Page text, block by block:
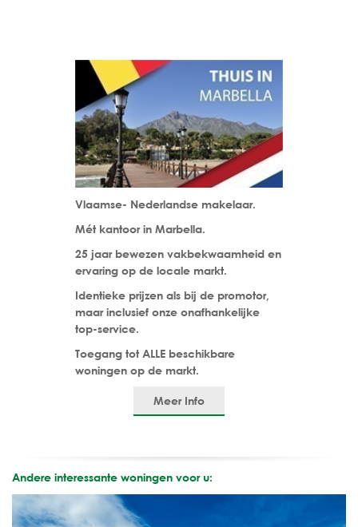
Vlaamse- Nederlandse makelaar.
Mét kantoor in Marbella.
25 jaar bewezen vakbekwaamheid en
ervaring op de locale markt.
Identieke prijzen als bij de promotor,
maar inclusief onze onafhankelijke
top-service.
Toegang tot ALLE beschikbare
woningen op de markt.
Meer Info
Andere interessante woningen voor u: